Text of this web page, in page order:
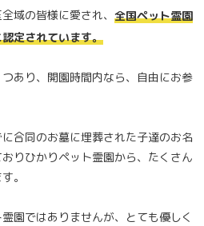
域の皆様に愛され、 全国ペット霊園
定されています。
あり、開園時間内なら、自由にお参
合同のお墓に埋葬された子達のお名
りひかりペット霊園から、たくさん
。
園ではありませんが、とても優しく